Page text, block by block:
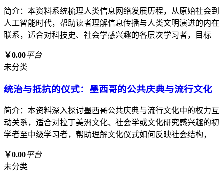
简介：本资料系统梳理人类信息网络发展历程，从原始社会到
人工智能时代，帮助读者理解信息传播与人类文明演进的内在
联系，适合对科技史、社会学感兴趣的各层次学习者，目标
￥0.00平台
未分类
统治与抵抗的仪式：墨西哥的公共庆典与流行文化
简介：本资料深入探讨墨西哥公共庆典与流行文化中的权力互
动关系，适合对拉丁美洲文化、社会学或文化研究感兴趣的初
学者至中级学习者，帮助理解文化仪式如何反映社会结构，
￥0.00平台
未分类